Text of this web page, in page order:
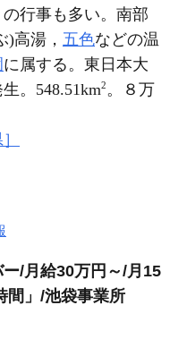
行事も多い。南部
)高湯， 五色などの温
に属する。東日本大
。548.51km2。８万
/月給30万円～/月15
間」/池袋事業所